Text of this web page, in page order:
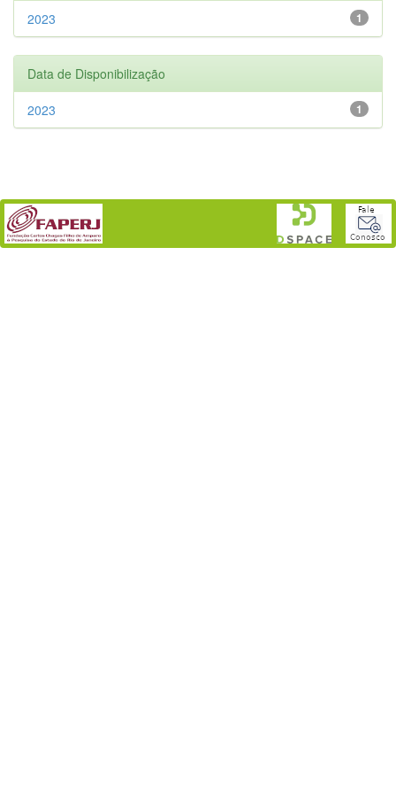
1
2023
Data de Disponibilização
1
2023